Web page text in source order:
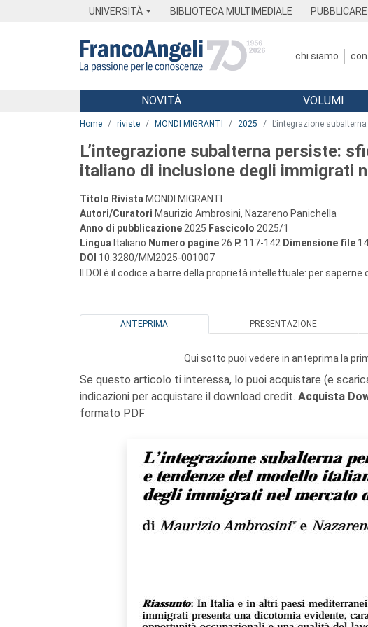
UNIVERSITÀ BIBLIOTECA MULTIMEDIALE PUBBLICARE
chi siamo
Menu
NOVITÀ VOLUMI
Home riviste MONDI MIGRANTI 2025 L’integrazione
L’integrazione subalterna persiste:
italiano di inclusione degli immigrati
Titolo Rivista MONDI MIGRANTI
Autori/Curatori Maurizio Ambrosini, Nazareno Panichella
Anno di pubblicazione 2025 Fascicolo 2025/1
Lingua Italiano Numero pagine 26 P. 117-142 Dimensione file
DOI 10.3280/MM2025-001007
Il DOI è il codice a barre della proprietà intellettuale: per saperne
ANTEPRIMA PRESENTAZIONE
Qui sotto puoi vedere in anteprima la
Se questo articolo ti interessa, lo puoi acquistare (e
indicazioni per acquistare il download credit. Acquista
formato PDF